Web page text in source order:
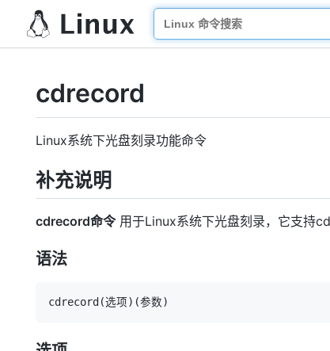
cdrecord
Linux系统下光盘刻录功能命令
补充说明
cdrecord命令用于Linux系统下光盘刻录，它支持
语法
cdrecord (选项) (参数)